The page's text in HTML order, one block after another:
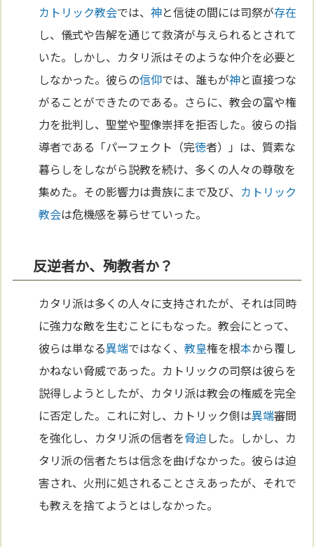
カトリック教会では、神と信徒の間には司祭が存在
し、儀式や告解を通じて救済が与えられるとされて
いた。しかし、カタリ派はそのような仲介を必要と
しなかった。彼らの信仰では、誰もが神と直接つな
がることができたのである。さらに、教会の富や権
力を批判し、聖堂や聖像崇拝を拒否した。彼らの指
導者である「パーフェクト（完徳者）」は、質素な
暮らしをしながら説教を続け、多くの人々の尊敬を
集めた。その影響力は貴族にまで及び、 カトリック
教会は危機感を募らせていった。
反逆者か、殉教者か？
カタリ派は多くの人々に支持されたが、それは同時
に強力な敵を生むことにもなった。教会にとって、
彼らは単なる異端ではなく、教皇権を根本から覆し
かねない脅威であった。カトリックの司祭は彼らを
説得しようとしたが、カタリ派は教会の権威を完全
に否定した。これに対し、カトリック側は異端審問
を強化し、カタリ派の信者を脅迫した。しかし、カ
タリ派の信者たちは信念を曲げなかった。彼らは迫
害され、火刑に処されることさえあったが、それで
も教えを捨てようとはしなかった。